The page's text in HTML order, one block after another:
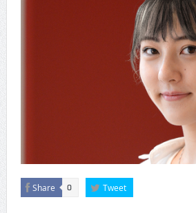
CINEMA×STYLE 285号
CINEMA×STYLE 294号
Share 0 Tweet